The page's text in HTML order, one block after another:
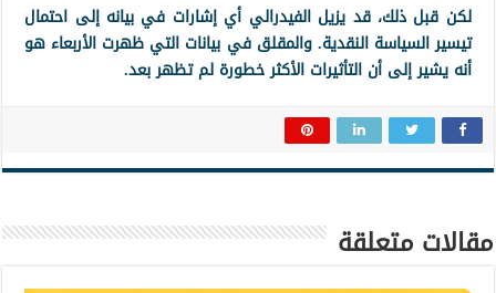
لكن قبل ذلك، قد يزيل الفيدرالي أي إشارات في بيانه إلى احتمال
تيسير السياسة النقدية. والمقلق في بيانات التي ظهرت الأربعاء هو
أنه يشير إلى أن التأثيرات الأكثر خطورة لم تظهر بعد.
مقالات متعلقة